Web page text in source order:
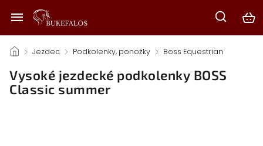
/ Jezdec / Podkolenky, ponožky / Boss Equestrian
Vysoké jezdecké podkolenky BOSS
Classic summer